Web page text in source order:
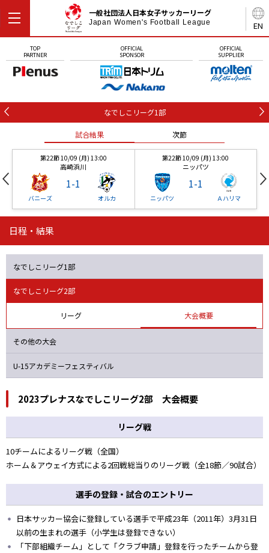
EN
一般社団法人日本女子サッカーリーグ
Japan Women's Football League
TOP
PARTNER
OFFICIAL
SPONSOR
OFFICIAL
SUPPLIER
なでしこリーグ1部
試合結果 次節
第22節 10/09 (月) 13:00
高崎浜川
バニーズ
1-1
オルカ
第22節 10/09 (月) 13:00
ニッパツ
ニッパツ
1-1
Ａハリマ
第22節 10/09 (月) 13:00
高崎浜川
1-
ニッパツ
日程・結果
なでしこリーグ1部
なでしこリーグ2部
リーグ 大会概要
その他の大会
U-15アカデミーフェスティバル
2023プレナスなでしこリーグ2部 大会概要
リーグ戦
10チームによるリーグ戦（全国）
ホーム＆アウェイ方式による2回戦総当りのリーグ戦（全18節／90試合）
選手の登録・試合のエントリー
日本サッカー協会に登録している選手で平成23年（2011年）3月31日
以前の生まれの選手（小学生は登録できない）
「下部組織チーム」として「クラブ申請」登録を行ったチームから登